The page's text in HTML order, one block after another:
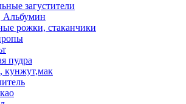
загустители
Альбумин
рожки, стаканчики
пудра
кунжут,мак